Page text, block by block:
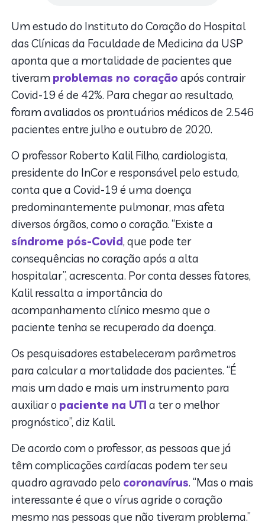
Um estudo do Instituto do Coração do Hospital
das Clínicas da Faculdade de Medicina da USP
aponta que a mortalidade de pacientes que
tiveram problemas no coração após contrair
Covid-19 é de 42%. Para chegar ao resultado,
foram avaliados os prontuários médicos de 2.546
pacientes entre julho e outubro de 2020.
O professor Roberto Kalil Filho, cardiologista,
presidente do InCor e responsável pelo estudo,
conta que a Covid-19 é uma doença
predominantemente pulmonar, mas afeta
diversos órgãos, como o coração. “Existe a
síndrome pós-Covid, que pode ter
consequências no coração após a alta
hospitalar”, acrescenta. Por conta desses fatores,
Kalil ressalta a importância do
acompanhamento clínico mesmo que o
paciente tenha se recuperado da doença.
Os pesquisadores estabeleceram parâmetros
para calcular a mortalidade dos pacientes. “É
mais um dado e mais um instrumento para
auxiliar o paciente na UTI a ter o melhor
prognóstico”, diz Kalil.
De acordo com o professor, as pessoas que já
têm complicações cardíacas podem ter seu
quadro agravado pelo coronavírus. “Mas o mais
interessante é que o vírus agride o coração
mesmo nas pessoas que não tiveram problema.”